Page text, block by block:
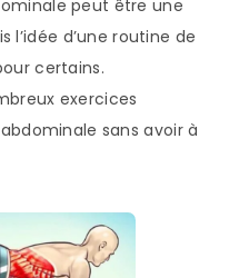
peut être une
d’une routine de
certains.
exercices
sans avoir à